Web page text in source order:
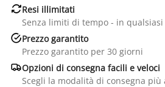
Resi illimitati
Senza limiti di tempo - in qualsiasi
Prezzo garantito
Prezzo garantito per 30 giorni
Opzioni di consegna facili e veloci
Scegli la modalità di consegna più